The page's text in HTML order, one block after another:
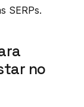
SERPs.
no